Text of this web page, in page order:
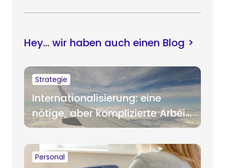
Hey… wir haben auch einen Blog >
Strategie
Internationalisierung: eine
nötige, aber komplizierte Arbeit
für Startups
Personal